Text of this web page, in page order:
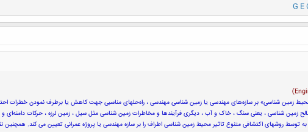
G E
زمین شناسی» بر سازه‌های مهندسی یا زمین شناسی مهندسی ، راه‌حلهای مناسبی جهت کاهش یا برطرف نمودن خطرات
زمین شناسی ، یعنی سنگ ، خاک و آب ، دیگری فرآیندها و مخاطرات زمین شناسی مثل سیل ، زمین لرزه ، حرکات دامنه‌ای و
توسط روشهای اکتشافی متنوع تاثیر محیط زمین شناسی اطراف را بر سازه مهندسی یا پروژه عمرانی تعیین می کند.